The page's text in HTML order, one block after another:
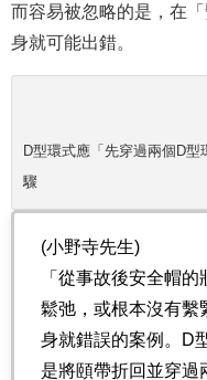
而容易被忽略的是，在
身就可能出錯。
D型環式應「先穿過兩個D
驟
(小野寺先生)
「從事故後安全帽
鬆弛，或根本沒有繫
身就錯誤的案例。D
是將頤帶折回並穿過